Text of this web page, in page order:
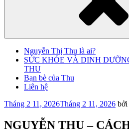
Nguyễn Thị Thu là ai?
SỨC KHỎE VÀ DINH
THU
Bạn bè của Thu
Liên hệ
Đăng
Tháng 2 11, 2026Tháng 2 11, 2026 bởi
NGUYỄN THU –